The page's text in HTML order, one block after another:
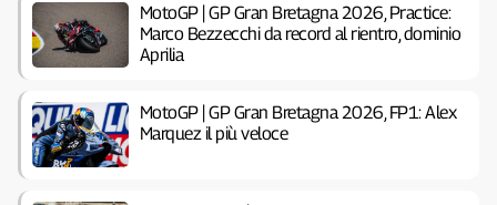
MotoGP | GP Gran Bretagna 2026, Practice:
Marco Bezzecchi da record al rientro, dominio
Aprilia
MotoGP | GP Gran Bretagna 2026, FP1: Alex
Marquez il più veloce